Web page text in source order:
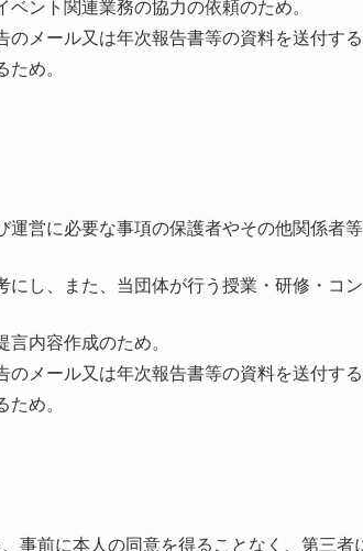
ント関連業務の協力の依頼のため。
メール又は年次報告書等の資料を送付する
め。
営に必要な事項の保護者やその他関係者
し、また、当団体が行う授業・研修・コ
内容作成のため。
メール又は年次報告書等の資料を送付する
め。
前に本人の同意を得ることなく、第三者